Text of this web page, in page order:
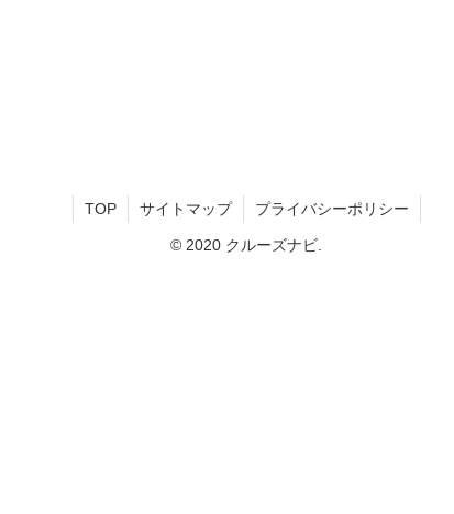
TOP サイトマップ プライバシーポリシー
© 2020 クルーズナビ.